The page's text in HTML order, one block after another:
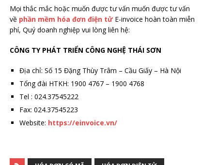
Mọi thắc mắc hoặc muốn được tư vấn muốn được tư vấn
về phần mềm hóa đơn điện tửE-invoice hoàn toàn miễn
phí, Quý doanh nghiệp vui lòng liên hệ:
CÔNG TY PHÁT TRIỂN CÔNG NGHỆ THÁI SƠN
Địa chỉ: Số 15 Đặng Thùy Trâm – Cầu Giấy – Hà Nội
Tổng đài HTKH: 1900 4767 – 1900 4768
Tel : 024.37545222
Fax: 024.37545223
Website: https://einvoice.vn/